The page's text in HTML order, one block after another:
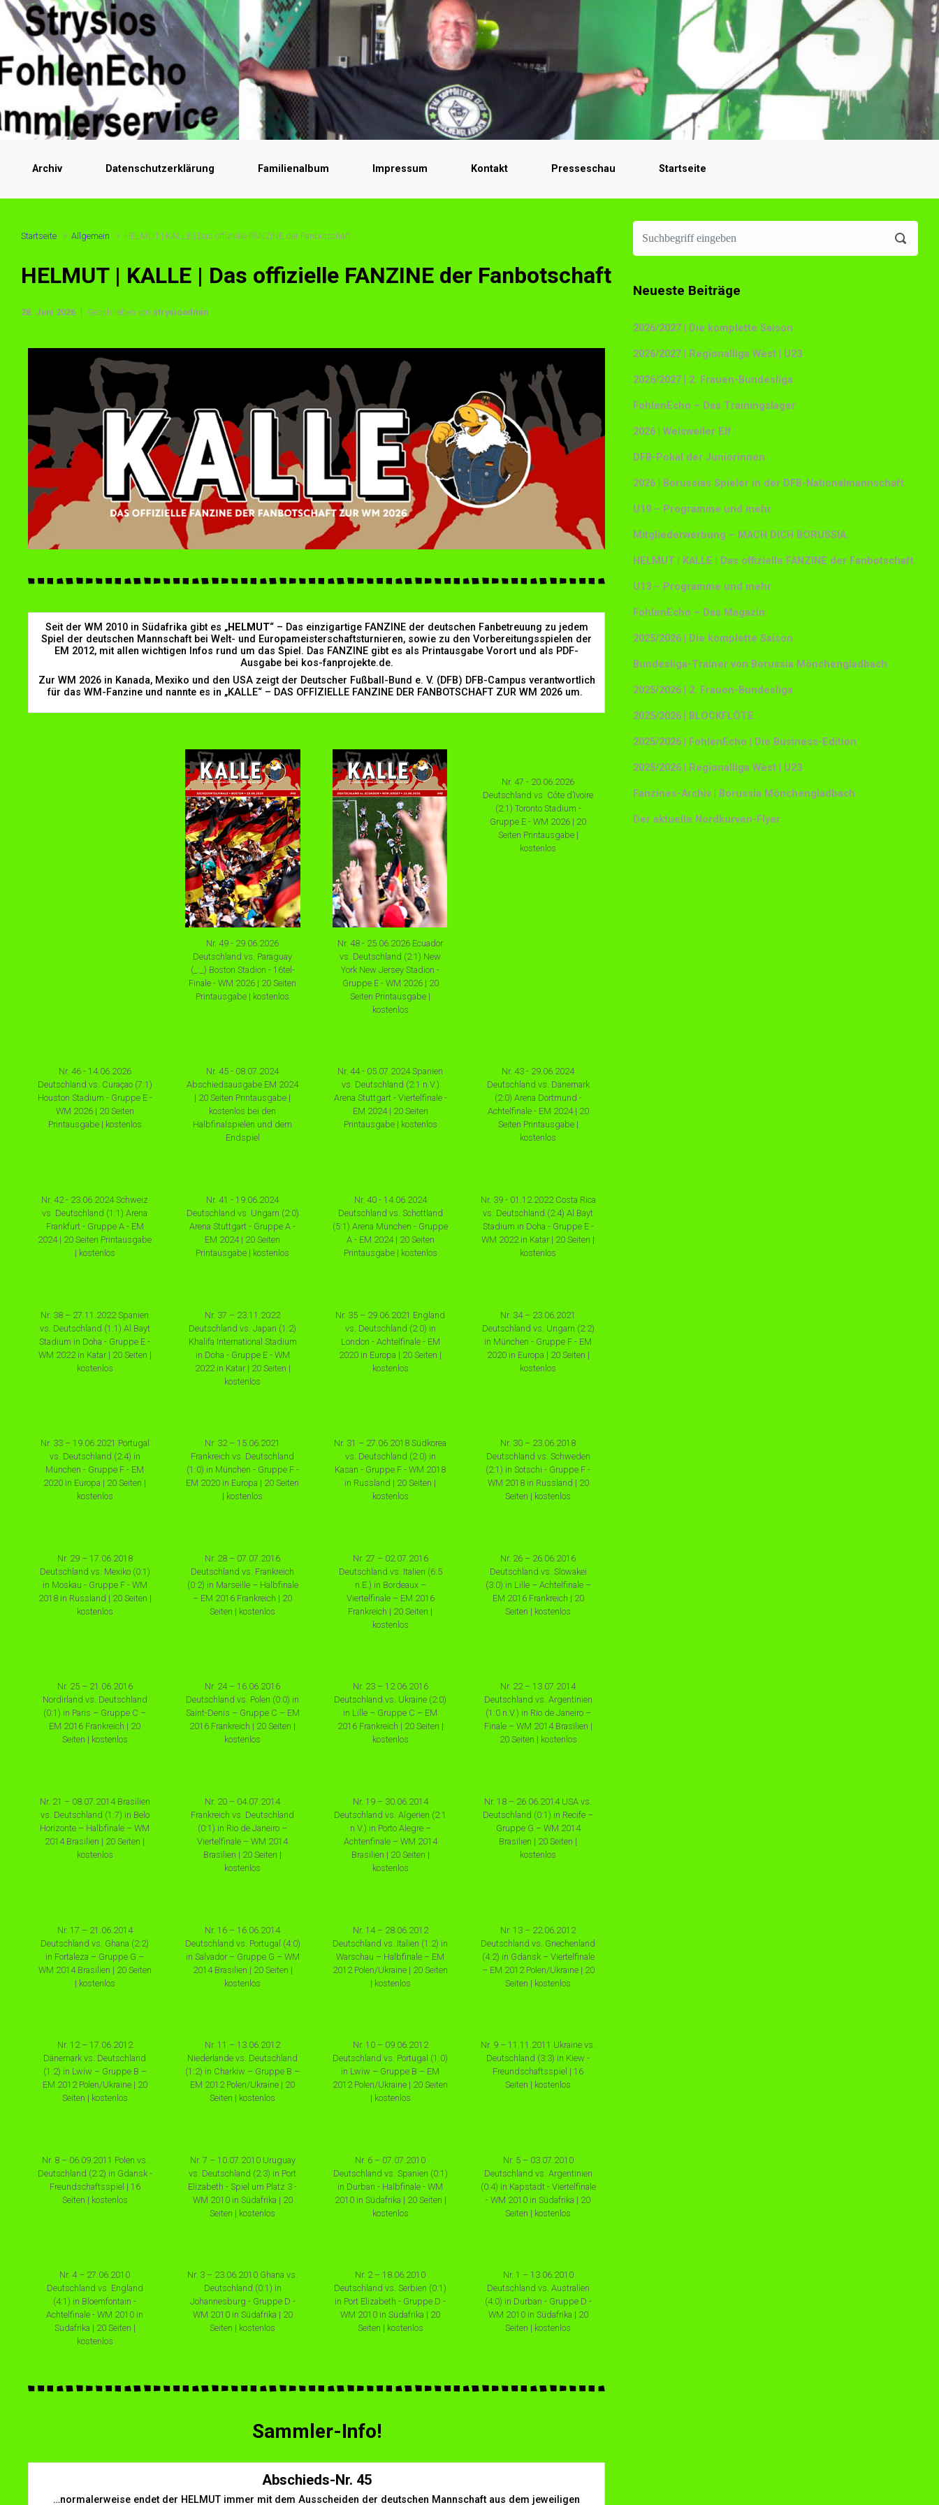
Archiv Datenschutzerklärung Familienalbum Impressum Kontakt Presseschau Startseite
Startseite Allgemein HELMUT | KALLE | Das offizielle FANZINE der Fanbotschaft
HELMUT | KALLE | Das offizielle FANZINE der Fanbotschaft
28. Juni 2026 Geschrieben von strysioadmin
Seit der WM 2010 in Südafrika gibt es „HELMUT“ – Das einzigartige FANZINE der deutschen Fanbetreuung zu jedem
Spiel der deutschen Mannschaft bei Welt- und Europameisterschaftsturnieren, sowie zu den Vorbereitungsspielen der
EM 2012, mit allen wichtigen Infos rund um das Spiel. Das FANZINE gibt es als Printausgabe Vorort und als PDF-
Ausgabe bei kos-fanprojekte.de.
Zur WM 2026 in Kanada, Mexiko und den USA zeigt der Deutscher Fußball-Bund e. V. (DFB) DFB-Campus verantwortlich
für das WM-Fanzine und nannte es in „KALLE“ – DAS OFFIZIELLE FANZINE DER FANBOTSCHAFT ZUR WM 2026 um.
Nr. 49 - 29.06.2026
Deutschland vs. Paraguay
(_:_) Boston Stadion - 16tel-
Finale - WM 2026 | 20 Seiten
Printausgabe | kostenlos
Nr. 48 - 25.06.2026 Ecuador
vs. Deutschland (2:1) New
York New Jersey Stadion -
Gruppe E - WM 2026 | 20
Seiten Printausgabe |
kostenlos
Nr. 47 - 20.06.2026
Deutschland vs. Côte d’Ivoire
(2:1) Toronto Stadium -
Gruppe E - WM 2026 | 20
Seiten Printausgabe |
kostenlos
Nr. 46 - 14.06.2026
Deutschland vs. Curaçao (7:1)
Houston Stadium - Gruppe E -
WM 2026 | 20 Seiten
Printausgabe | kostenlos
Nr. 45 - 08.07.2024
Abschiedsausgabe EM 2024
| 20 Seiten Printausgabe |
kostenlos bei den
Halbfinalspielen und dem
Endspiel
Nr. 44 - 05.07.2024 Spanien
vs. Deutschland (2:1 n.V.)
Arena Stuttgart - Viertelfinale -
EM 2024 | 20 Seiten
Printausgabe | kostenlos
Nr. 43 - 29.06.2024
Deutschland vs. Dänemark
(2:0) Arena Dortmund -
Achtelfinale - EM 2024 | 20
Seiten Printausgabe |
kostenlos
Nr. 42 - 23.06.2024 Schweiz
vs. Deutschland (1:1) Arena
Frankfurt - Gruppe A - EM
2024 | 20 Seiten Printausgabe
| kostenlos
Nr. 41 - 19.06.2024
Deutschland vs. Ungarn (2:0)
Arena Stuttgart - Gruppe A -
EM 2024 | 20 Seiten
Printausgabe | kostenlos
Nr. 40 - 14.06.2024
Deutschland vs. Schottland
(5:1) Arena München - Gruppe
A - EM 2024 | 20 Seiten
Printausgabe | kostenlos
Nr. 39 - 01.12.2022 Costa Rica
vs. Deutschland (2:4) Al Bayt
Stadium in Doha - Gruppe E -
WM 2022 in Katar | 20 Seiten |
kostenlos
Nr. 38 – 27.11.2022 Spanien
vs. Deutschland (1:1) Al Bayt
Stadium in Doha - Gruppe E -
WM 2022 in Katar | 20 Seiten |
kostenlos
Nr. 37 – 23.11.2022
Deutschland vs. Japan (1:2)
Khalifa International Stadium
in Doha - Gruppe E - WM
2022 in Katar | 20 Seiten |
kostenlos
Nr. 35 – 29.06.2021 England
vs. Deutschland (2:0) in
London - Achtelfinale - EM
2020 in Europa | 20 Seiten |
kostenlos
Nr. 34 – 23.06.2021
Deutschland vs. Ungarn (2:2)
in München - Gruppe F - EM
2020 in Europa | 20 Seiten |
kostenlos
Nr. 33 – 19.06.2021 Portugal
vs. Deutschland (2:4) in
München - Gruppe F - EM
2020 in Europa | 20 Seiten |
kostenlos
Nr. 32 – 15.06.2021
Frankreich vs. Deutschland
(1:0) in München - Gruppe F -
EM 2020 in Europa | 20 Seiten
| kostenlos
Nr. 31 – 27.06.2018 Südkorea
vs. Deutschland (2:0) in
Kasan - Gruppe F - WM 2018
in Russland | 20 Seiten |
kostenlos
Nr. 30 – 23.06.2018
Deutschland vs. Schweden
(2:1) in Sotschi - Gruppe F -
WM 2018 in Russland | 20
Seiten | kostenlos
Nr. 29 – 17.06.2018
Deutschland vs. Mexiko (0:1)
in Moskau - Gruppe F - WM
2018 in Russland | 20 Seiten |
kostenlos
Nr. 28 – 07.07.2016
Deutschland vs. Frankreich
(0:2) in Marseille – Halbfinale
– EM 2016 Frankreich | 20
Seiten | kostenlos
Nr. 27 – 02.07.2016
Deutschland vs. Italien (6:5
n.E.) in Bordeaux –
Viertelfinale – EM 2016
Frankreich | 20 Seiten |
kostenlos
Nr. 26 – 26.06.2016
Deutschland vs. Slowakei
(3:0) in Lille – Achtelfinale –
EM 2016 Frankreich | 20
Seiten | kostenlos
Nr. 25 – 21.06.2016
Nordirland vs. Deutschland
(0:1) in Paris – Gruppe C –
EM 2016 Frankreich | 20
Seiten | kostenlos
Nr. 24 – 16.06.2016
Deutschland vs. Polen (0:0) in
Saint-Denis – Gruppe C – EM
2016 Frankreich | 20 Seiten |
kostenlos
Nr. 23 – 12.06.2016
Deutschland vs. Ukraine (2:0)
in Lille – Gruppe C – EM
2016 Frankreich | 20 Seiten |
kostenlos
Nr. 22 – 13.07.2014
Deutschland vs. Argentinien
(1:0 n.V.) in Rio de Janeiro –
Finale – WM 2014 Brasilien |
20 Seiten | kostenlos
Nr. 21 – 08.07.2014 Brasilien
vs. Deutschland (1:7) in Belo
Horizonte – Halbfinale – WM
2014 Brasilien | 20 Seiten |
kostenlos
Nr. 20 – 04.07.2014
Frankreich vs. Deutschland
(0:1) in Rio de Janeiro –
Viertelfinale – WM 2014
Brasilien | 20 Seiten |
kostenlos
Nr. 19 – 30.06.2014
Deutschland vs. Algerien (2:1
n.V.) in Porto Alegre –
Achtenfinale – WM 2014
Brasilien | 20 Seiten |
kostenlos
Nr. 18 – 26.06.2014 USA vs.
Deutschland (0:1) in Recife –
Gruppe G – WM 2014
Brasilien | 20 Seiten |
kostenlos
Nr. 17 – 21.06.2014
Deutschland vs. Ghana (2:2)
in Fortaleza – Gruppe G –
WM 2014 Brasilien | 20 Seiten
| kostenlos
Nr. 16 – 16.06.2014
Deutschland vs. Portugal (4:0)
in Salvador – Gruppe G – WM
2014 Brasilien | 20 Seiten |
kostenlos
Nr. 14 – 28.06.2012
Deutschland vs. Italien (1:2) in
Warschau – Halbfinale – EM
2012 Polen/Ukraine | 20 Seiten
| kostenlos
Nr. 13 – 22.06.2012
Deutschland vs. Griechenland
(4:2) in Gdansk – Viertelfinale
– EM 2012 Polen/Ukraine | 20
Seiten | kostenlos
Nr. 12 – 17.06.2012
Dänemark vs. Deutschland
(1:2) in Lwiw – Gruppe B –
EM 2012 Polen/Ukraine | 20
Seiten | kostenlos
Nr. 11 – 13.06.2012
Niederlande vs. Deutschland
(1:2) in Charkiw – Gruppe B –
EM 2012 Polen/Ukraine | 20
Seiten | kostenlos
Nr. 10 – 09.06.2012
Deutschland vs. Portugal (1:0)
in Lwiw – Gruppe B – EM
2012 Polen/Ukraine | 20 Seiten
| kostenlos
Nr. 9 – 11.11.2011 Ukraine vs.
Deutschland (3:3) in Kiew -
Freundschaftsspiel | 16
Seiten | kostenlos
Nr. 8 – 06.09.2011 Polen vs.
Deutschland (2:2) in Gdansk -
Freundschaftsspiel | 16
Seiten | kostenlos
Nr. 7 – 10.07.2010 Uruguay
vs. Deutschland (2:3) in Port
Elizabeth - Spiel um Platz 3 -
WM 2010 in Südafrika | 20
Seiten | kostenlos
Nr. 6 – 07.07.2010
Deutschland vs. Spanien (0:1)
in Durban - Halbfinale - WM
2010 in Südafrika | 20 Seiten |
kostenlos
Nr. 5 – 03.07.2010
Deutschland vs. Argentinien
(0:4) in Kapstadt - Viertelfinale
- WM 2010 in Südafrika | 20
Seiten | kostenlos
Nr. 4 – 27.06.2010
Deutschland vs. England
(4:1) in Bloemfontain -
Achtelfinale - WM 2010 in
Südafrika | 20 Seiten |
kostenlos
Nr. 3 – 23.06.2010 Ghana vs.
Deutschland (0:1) in
Johannesburg - Gruppe D -
WM 2010 in Südafrika | 20
Seiten | kostenlos
Nr. 2 – 18.06.2010
Deutschland vs. Serbien (0:1)
in Port Elizabeth - Gruppe D -
WM 2010 in Südafrika | 20
Seiten | kostenlos
Nr. 1 – 13.06.2010
Deutschland vs. Australien
(4:0) in Durban - Gruppe D -
WM 2010 in Südafrika | 20
Seiten | kostenlos
Sammler-Info!
Abschieds-Nr. 45
…normalerweise endet der HELMUT immer mit dem Ausscheiden der deutschen Mannschaft aus dem jeweiligen
Neueste Beiträge
2026/2027 | Die komplette Saison
2026/2027 | Regionalliga West | U23
2026/2027 | 2. Frauen-Bundesliga
FohlenEcho – Das Trainingslager
2026 | Weisweiler Elf
DFB-Pokal der Juniorinnen
2026 | Borussias Spieler in der DFB-Nationalmannschaft
U19 – Programme und mehr
Mitgliederwerbung – MACH DICH BORUSSIA.
HELMUT | KALLE | Das offizielle FANZINE der Fanbotschaft
U13 – Programme und mehr
FohlenEcho – Das Magazin
2025/2026 | Die komplette Saison
Bundesliga-Trainer von Borussia Mönchengladbach
2025/2026 | 2. Frauen-Bundesliga
2025/2026 | BLOCKFLÖTE
2025/2026 | FohlenEcho | Die Business-Edition
2025/2026 | Regionalliga West | U23
Fanzines-Archiv | Borussia Mönchengladbach
Der aktuelle Nordkurven-Flyer